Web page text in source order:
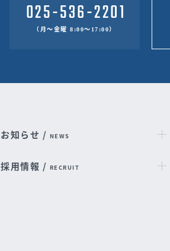
（月～金曜 8:00～17:00）
お知らせ / NEWS
採用情報 / RECRUIT